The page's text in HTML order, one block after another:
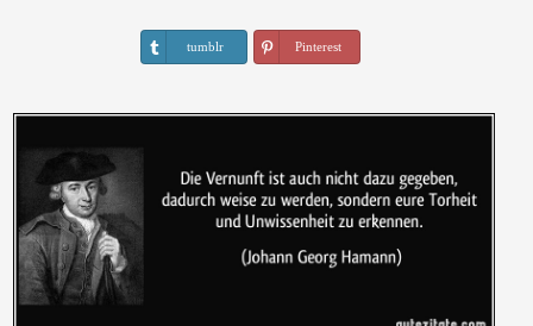
tumblr Pinterest